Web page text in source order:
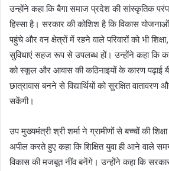
उन्होंने कहा कि बैगा समाज प्रदेश की सांस्कृतिक
हिस्सा है। सरकार की कोशिश है कि विकास
पहुंचे और वन क्षेत्रों में रहने वाले परिवारों को भी
सुविधाएं सहज रूप से उपलब्ध हों। उन्होंने कहा कि
को स्कूल और आवास की कठिनाइयों के कारण पढ़ाई
छात्रावास बनने से विद्यार्थियों को सुरक्षित
सकेंगी।
उप मुख्यमंत्री श्री शर्मा ने ग्रामीणों से बच्चों की
अपील करते हुए कहा कि शिक्षित युवा ही आने वाले
विकास की मजबूत नींव बनेंगे। उन्होंने कहा कि